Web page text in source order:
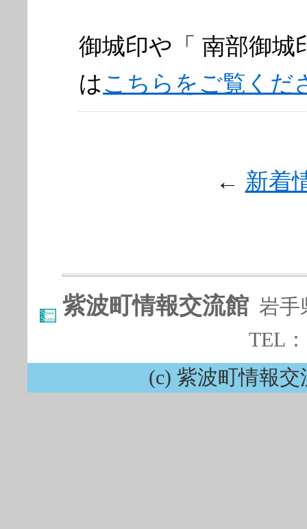
御城印や「 南部御
は こちらをご覧くだ
← 新着
紫波町情報交流館 岩手
TEL
(c) 紫波町情報交